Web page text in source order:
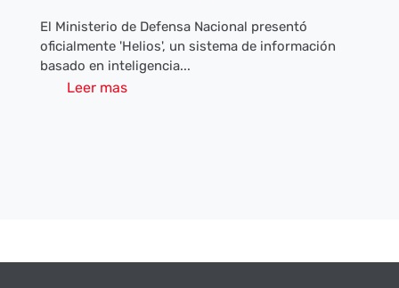
El Ministerio de Defensa Nacional presentó
oficialmente 'Helios', un sistema de información
basado en inteligencia...
Leer mas